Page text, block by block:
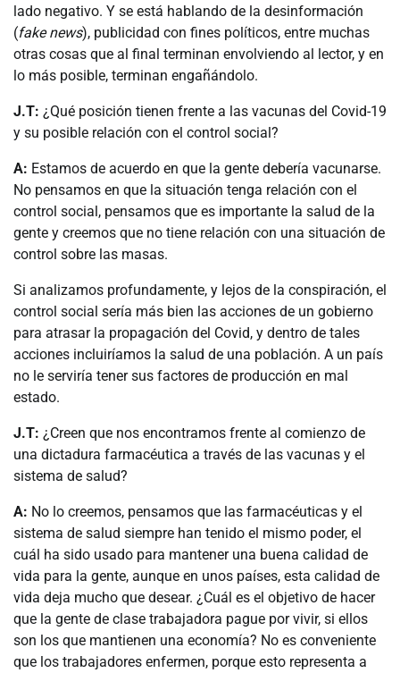
lado negativo. Y se está hablando de la desinformación
(fake news), publicidad con fines políticos, entre muchas
otras cosas que al final terminan envolviendo al lector, y en
lo más posible, terminan engañándolo.
J.T: ¿Qué posición tienen frente a las vacunas del Covid-19
y su posible relación con el control social?
A: Estamos de acuerdo en que la gente debería vacunarse.
No pensamos en que la situación tenga relación con el
control social, pensamos que es importante la salud de la
gente y creemos que no tiene relación con una situación de
control sobre las masas.
Si analizamos profundamente, y lejos de la conspiración, el
control social sería más bien las acciones de un gobierno
para atrasar la propagación del Covid, y dentro de tales
acciones incluiríamos la salud de una población. A un país
no le serviría tener sus factores de producción en mal
estado.
J.T: ¿Creen que nos encontramos frente al comienzo de
una dictadura farmacéutica a través de las vacunas y el
sistema de salud?
A: No lo creemos, pensamos que las farmacéuticas y el
sistema de salud siempre han tenido el mismo poder, el
cuál ha sido usado para mantener una buena calidad de
vida para la gente, aunque en unos países, esta calidad de
vida deja mucho que desear. ¿Cuál es el objetivo de hacer
que la gente de clase trabajadora pague por vivir, si ellos
son los que mantienen una economía? No es conveniente
que los trabajadores enfermen, porque esto representa a